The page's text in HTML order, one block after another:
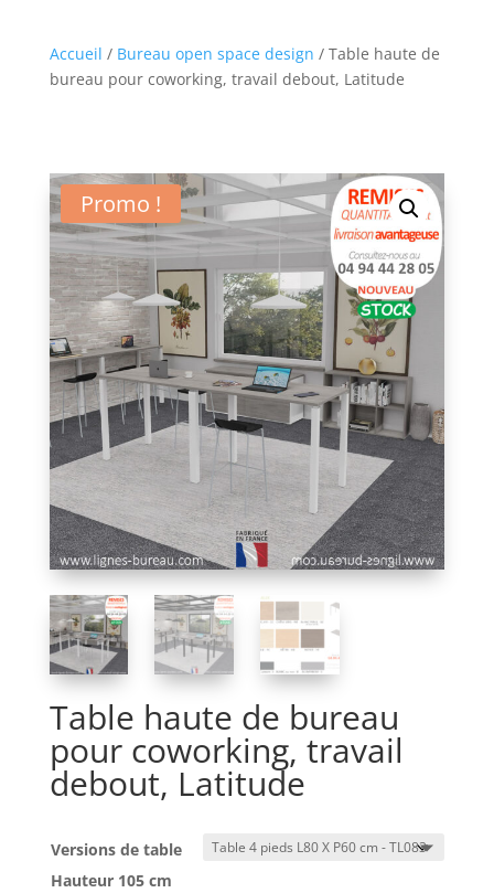
Accueil / Bureau open space design / Table haute de
bureau pour coworking, travail debout, Latitude
Promo !
Table haute de bureau
pour coworking, travail
debout, Latitude
Versions de table
Hauteur 105 cm